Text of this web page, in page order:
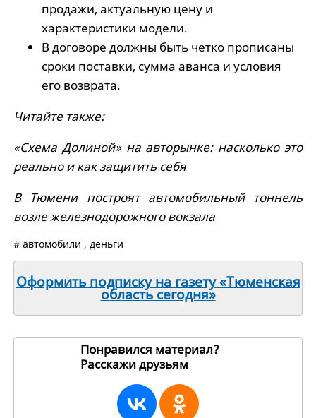
продажи, актуальную цену и
характеристики модели.
В договоре должны быть четко прописаны
сроки поставки, сумма аванса и условия
его возврата.
Читайте также:
«Схема Долиной» на авторынке: насколько это
реально и как защитить себя
В Тюмени построят автомобильный тоннель
возле железнодорожного вокзала
# автомобили , деньги
Оформить подписку на газету «Тюменская
область сегодня»
Понравился материал?
Расскажи друзьям